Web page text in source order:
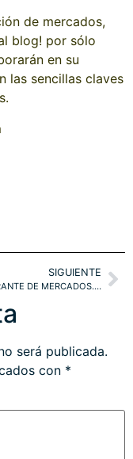
de mercados,
blog! por sólo
en su
las sencillas claves
SIGUIENTE
FASE VIBRANTE DE MERCADOS. IBEX, DAX. CUIDADO CON LOS METALES!
será publicada.
con *